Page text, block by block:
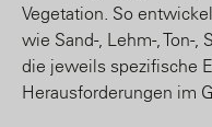
Vegetation. So
wie Sand-, Lehm-, Ton-,
die jeweils spezifische
Herausforderungen im